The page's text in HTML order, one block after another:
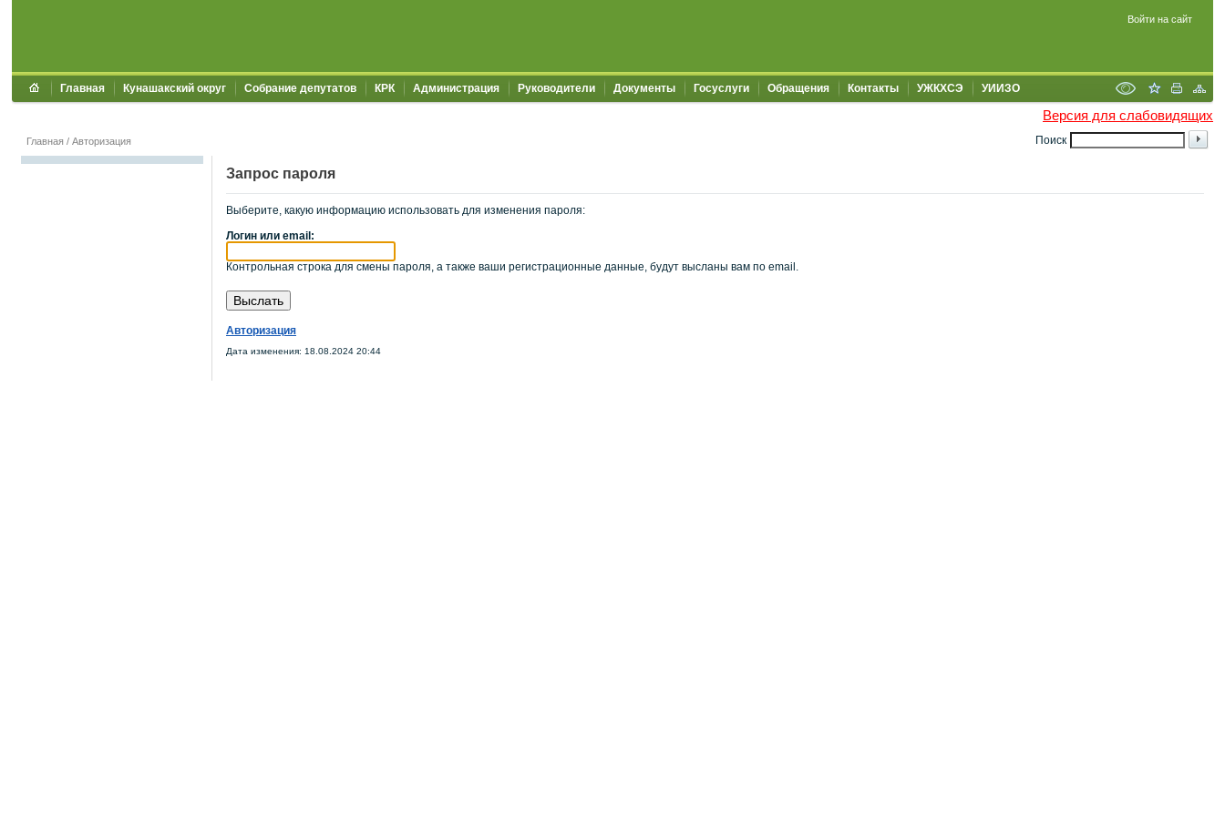
Войти на сайт
Главная Кунашакский округ Собрание депутатов КРК Администрация Руководители Документы Госуслуги Обращения Контакты УЖКХСЭ УИИЗО
Версия для слабовидящих
Поиск
Главная / Авторизация
Запрос пароля
Выберите, какую информацию использовать для изменения пароля:
Логин или email:
Контрольная строка для смены пароля, а также ваши регистрационные данные, будут высланы вам по email.
Авторизация
Дата изменения: 18.08.2024 20:44